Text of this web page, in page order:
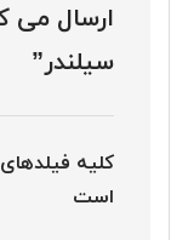
سیلندر”
کلیه
است